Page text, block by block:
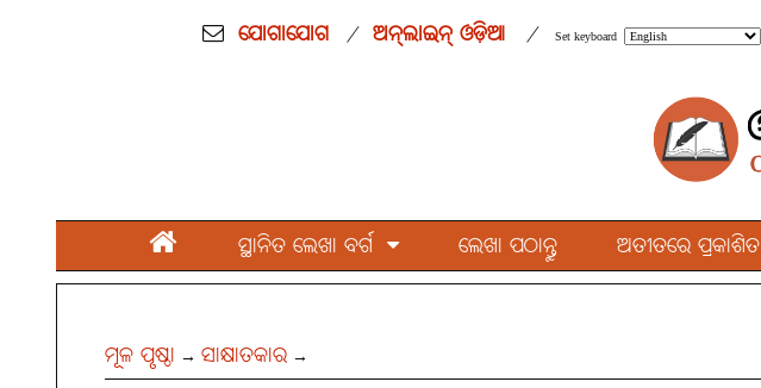
ଯୋଗାଯୋଗ / ଅନ୍‌ଲାଇନ୍ ଓଡ଼ିଆ / Set keyboard
ସ୍ଥାନିତ ଲେଖା ବର୍ଗ ଲେଖା ପଠାନ୍ତୁ ଅତୀତରେ ପ୍ରକାଶିତ
ମୂଳ ପୃଷ୍ଠା → ସାକ୍ଷାତକାର →